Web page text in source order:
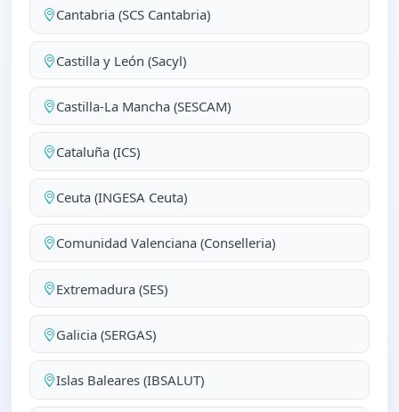
Cantabria (SCS Cantabria)
Castilla y León (Sacyl)
Castilla-La Mancha (SESCAM)
Cataluña (ICS)
Ceuta (INGESA Ceuta)
Comunidad Valenciana (Conselleria)
Extremadura (SES)
Galicia (SERGAS)
Islas Baleares (IBSALUT)